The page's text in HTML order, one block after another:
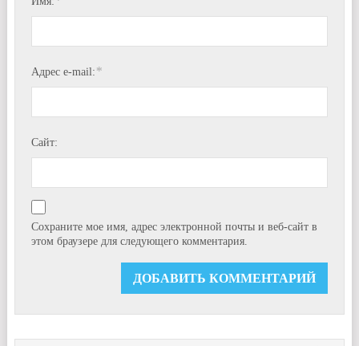
Адрес e-mail: *
Сайт:
Сохраните мое имя, адрес электронной почты и веб-сайт в
этом браузере для следующего комментария.